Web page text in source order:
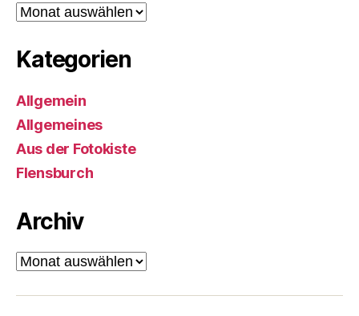
Archiv
Kategorien
Allgemein
Allgemeines
Aus der Fotokiste
Flensburch
Archiv
Archiv